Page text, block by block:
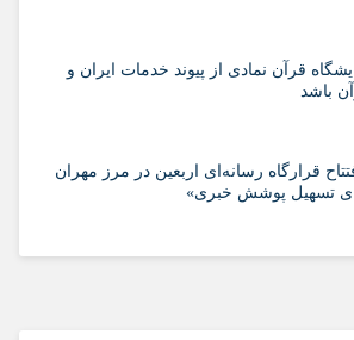
قرآن نمادی از پیوند خدمات ایران و
باشد
قرارگاه رسانه‌ای اربعین در مرز مهران
تسهیل پوشش خبری»